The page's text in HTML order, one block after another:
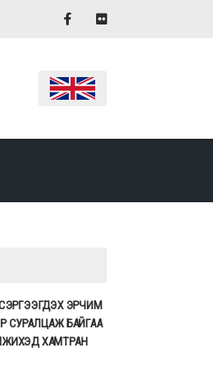
ЭРЧИМ
СУРАЛЦАЖ БАЙГАА
ХАМТРАН